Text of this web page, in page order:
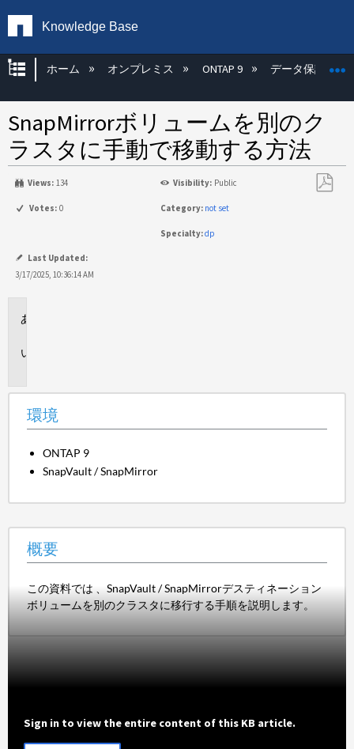
Knowledge Base
グローバル階層を展開/折りたたむ
ホーム オンプレミス ONTAP 9 データ保護
SnapMirrorボリュームを別のク
ラスタに手動で移動する方法
Views: 134 Visibility: Public
Votes: 0 Category: not set
Specialty:dp
Last Updated:
3/17/2025, 10:36:14 AM
環境
ONTAP 9
SnapVault / SnapMirror
概要
この資料では 、SnapVault / SnapMirrorデスティネーション
ボリュームを別のクラスタに移行する手順を説明します。
Sign in to view the entire content of this KB article.